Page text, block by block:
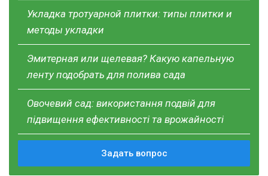
Укладка тротуарной плитки: типы плитки и
методы укладки
Эмитерная или щелевая? Какую капельную
ленту подобрать для полива сада
Овочевий сад: використання подвій для
підвищення ефективності та врожайності
Задать вопрос